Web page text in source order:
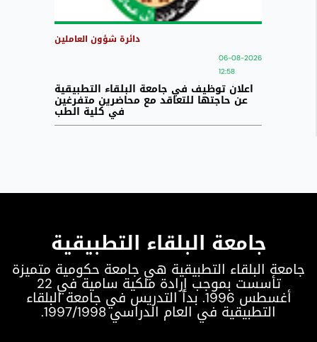
دائرة شؤون العاملين
06-08-2026
12:58
اعلان توظيف في جامعة البلقاء التطبيقية
عن حاجتها للتعاقد مع محاضرين متفرغين
في كلية الطب
جامعة البلقاء التطبيقية
جامعة البلقاء التطبيقية هي جامعة حكومية متميزة
تأسست بموجب إرادة ملكية سامية في 22
أغسطس 1996. بدأ التدريس في جامعة البلقاء
التطبيقية في العام الدراسي 1997/1998.